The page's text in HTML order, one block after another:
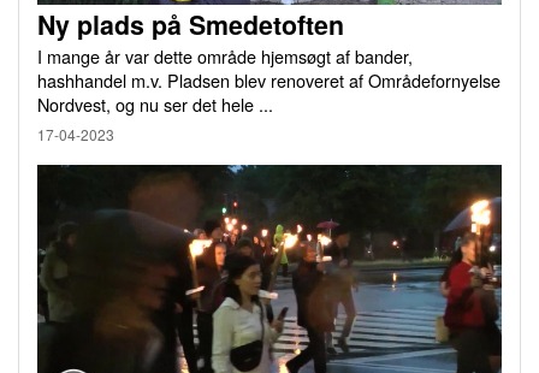
Ny plads på Smedetoften
I mange år var dette område hjemsøgt af bander,
hashhandel m.v. Pladsen blev renoveret af Områdefornyelse
Nordvest, og nu ser det hele ...
17-04-2023